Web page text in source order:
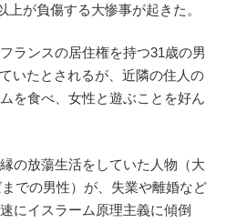
上が負傷する大惨事が起きた。
ランスの居住権を持つ31歳の男
いたとされるが、近隣の住人の
を食べ、女性と遊ぶことを好ん
の放蕩生活をしていた人物（大
での男性）が、失業や離婚など
にイスラーム原理主義に傾倒